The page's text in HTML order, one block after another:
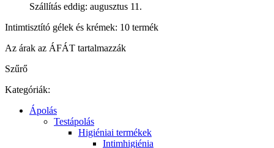
Szállítás eddig: augusztus 11.
Intimtisztító gélek és krémek: 10 termék
Az árak az ÁFÁT tartalmazzák
Szűrő
Kategóriák:
Ápolás
Testápolás
Higiéniai termékek
Intimhigiénia